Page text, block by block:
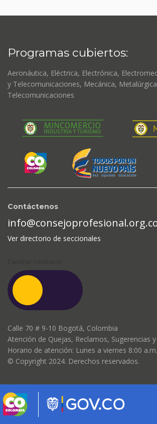
Programas cubiertos:
Aeronáutica, Eléctrica, Electrónica,
y Telecomunicaciones, Mecánica,
Telecomunicaciones
Contáctenos
Ver directorio de seccionales
Calle 70 # 9-10 Bogotá, Colombia
Atención de Quejas, Reclamos, Sugerencias
Horario de atención: Lunes a viernes 8:00
© Copyright 2024. Derechos reservados.